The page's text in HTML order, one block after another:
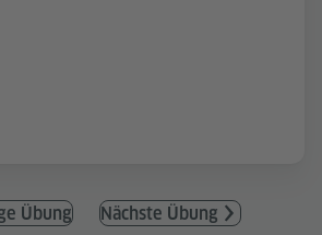
Übung Nächste Übung